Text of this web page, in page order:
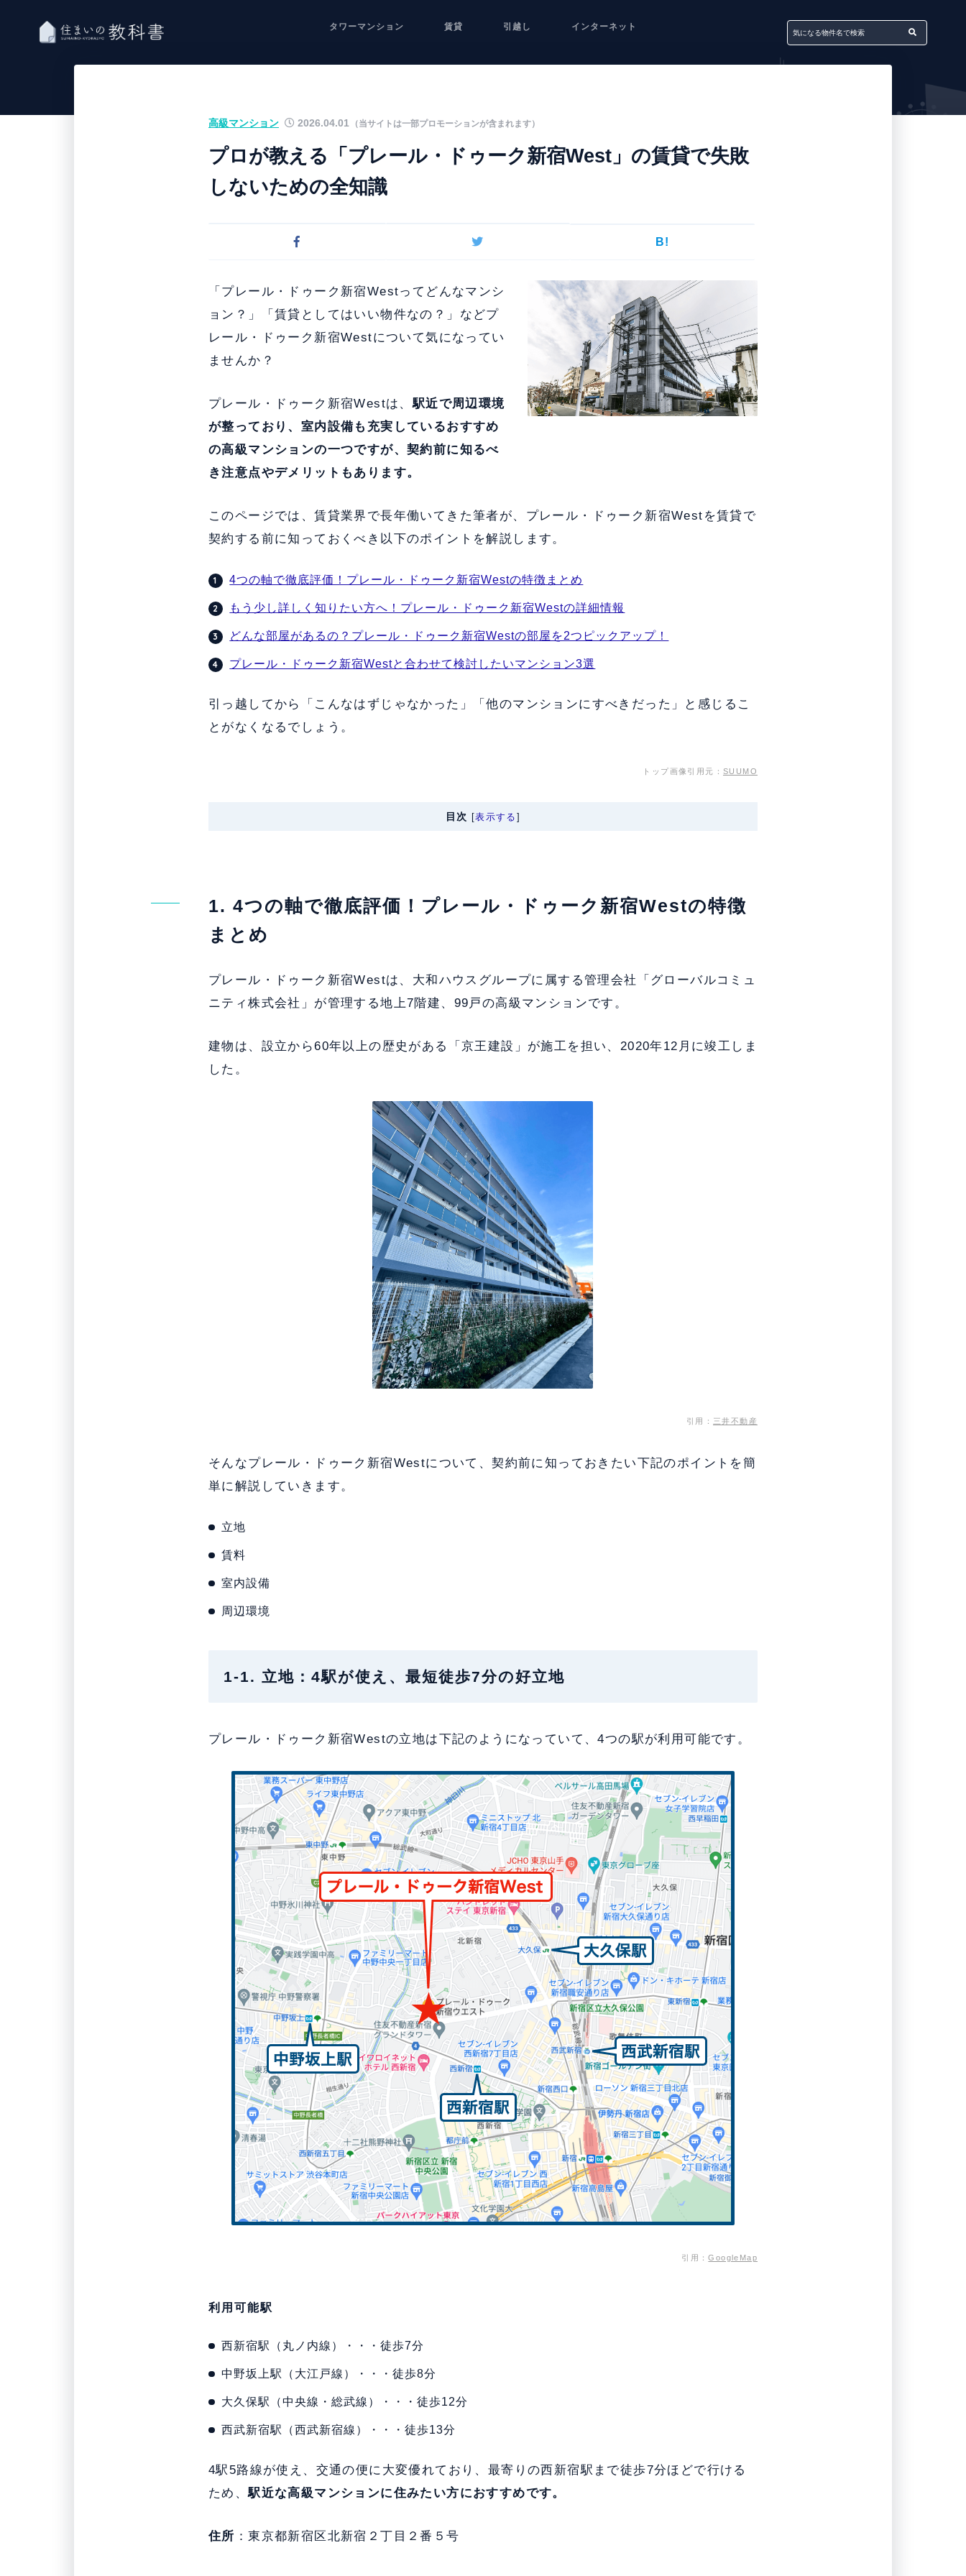
タワーマンション 賃貸 引越し インターネット
（当サイトは一部プロモーションが含まれます）
高級マンション 2026.04.01
プロが教える「プレール・ドゥーク新宿West」の賃貸で失敗
しないための全知識
B!
「プレール・ドゥーク新宿Westってどんなマンシ
ョン？」「賃貸としてはいい物件なの？」などプ
レール・ドゥーク新宿Westについて気になってい
ませんか？
プレール・ドゥーク新宿Westは、駅近で周辺環境
が整っており 、室内設備も充実しているおすすめ
の高級マンションの一つですが、契約前に知るべ
き注意点やデメリットもあります。
このページでは、賃貸業界で長年働いてきた筆者が、プレール・ドゥーク新宿Westを賃貸で
契約する前に知っておくべき以下のポイントを解説します。
4つの軸で徹底評価！プレール・ドゥーク新宿Westの特徴まとめ
もう少し詳しく知りたい方へ！プレール・ドゥーク新宿Westの詳細情報
どんな部屋があるの？プレール・ドゥーク新宿Westの部屋を2つピックアップ！
プレール・ドゥーク新宿Westと合わせて検討したいマンション3選
引っ越してから「こんなはずじゃなかった」「他のマンションにすべきだった」と感じるこ
とがなくなるでしょう。
トップ画像引用元： SUUMO
目次 [表示する
1. 4つの軸で徹底評価！プレール・ドゥーク新宿Westの特徴
まとめ
プレール・ドゥーク新宿Westは、大和ハウスグループに属する管理会社「グローバルコミュ
ニティ株式会社」が管理する地上7階建、99戸の高級マンションです。
建物は、設立から60年以上の歴史がある「京王建設」が施工を担い、2020年12月に竣工しま
した。
引用： 三井不動産
そんなプレール・ドゥーク新宿Westについて、契約前に知っておきたい下記のポイントを簡
単に解説していきます。
立地
賃料
室内設備
周辺環境
1-1. 立地：4駅が使え、最短徒歩7分の好立地
プレール・ドゥーク新宿Westの立地は下記のようになっていて、4つの駅が利用可能です。
引用：GoogleMap
利用可能駅
西新宿駅（丸ノ内線）・・・徒歩7分
中野坂上駅（大江戸線）・・・徒歩8分
大久保駅（中央線・総武線）・・・徒歩12分
西武新宿駅（西武新宿線）・・・徒歩13分
4駅5路線が使え、交通の便に大変優れており、最寄りの西新宿駅まで徒歩7分ほどで行ける
ため、駅近な高級マンションに住みたい方におすすめです。
住所 ：東京都新宿区北新宿２丁目２番５号